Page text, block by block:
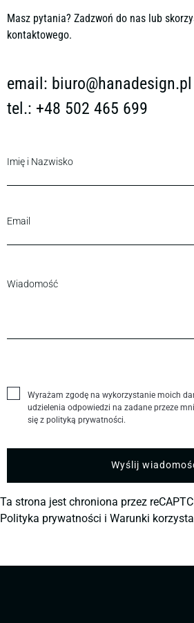
Masz pytania? Zadzwoń do nas lub
kontaktowego.
email: biuro@hanadesign.pl
tel.: +48 502 465 699
Wyrażam zgodę na wykorzystanie moich
udzielenia odpowiedzi na zadane przeze
się z polityką prywatności.
Ta strona jest chroniona przez
Polityka prywatności i Warunki